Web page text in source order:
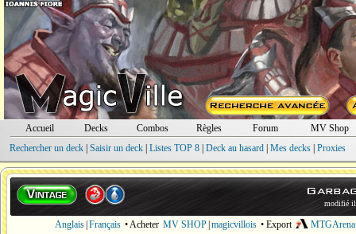
Accueil Decks Combos Règles Forum
MV Shop
Rechercher un deck| Saisir un deck| Listes TOP 8| Deck au hasard| Mes decks| Proxies
modifié
Anglais Français • Acheter MV SHOP magicvillois • Export
MTGArena